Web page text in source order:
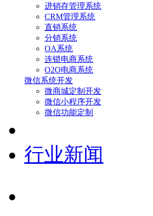
进销存管理系统
CRM管理系统
直销系统
分销系统
OA系统
连锁电商系统
O2O电商系统
微信系统开发
微商城定制开发
微信小程序开发
微信功能定制
行业新闻